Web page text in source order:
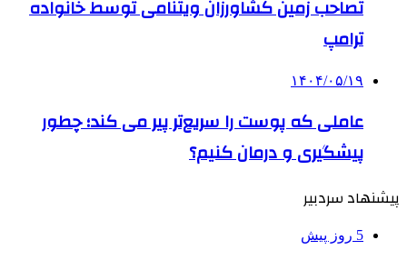
تصاحب زمین کشاورزان ویتنامی توسط خانواده
ترامپ
۱۴۰۴/۰۵/۱۹
عاملی که پوست را سریع‌تر پیر می کند؛ چطور
پیشگیری و درمان کنیم؟
پیشنهاد سردبیر
5 روز پیش